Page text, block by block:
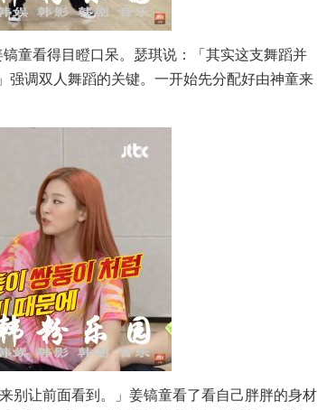
看得目瞪口呆。瑟琪说：「其实这支舞蹈并
强调双人舞蹈的关键。一开始先分配好由神童来
让前面看到。」姜镐童看了看自己胖胖的身材